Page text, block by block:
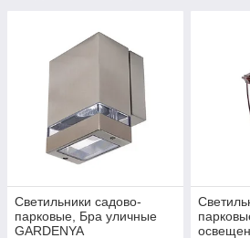
Cветильники садово-
парковые, Бра уличные
GARDENYA